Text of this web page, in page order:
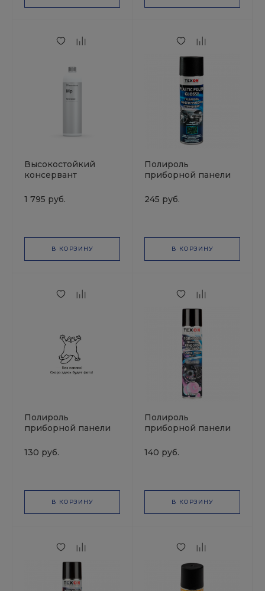
Высокостойкий
консервант
MOTORPLAST 1л
KochChemie
1 795 руб.
В КОРЗИНУ
Полироль
приборной панели
цветок 1л аэрозоль
TEXON
245 руб.
В КОРЗИНУ
Полироль
приборной панели
Универсальная
500мл триггер
130 руб.
В КОРЗИНУ
Полироль
приборной панели
400мл аэрозоль
TEXON
140 руб.
В КОРЗИНУ